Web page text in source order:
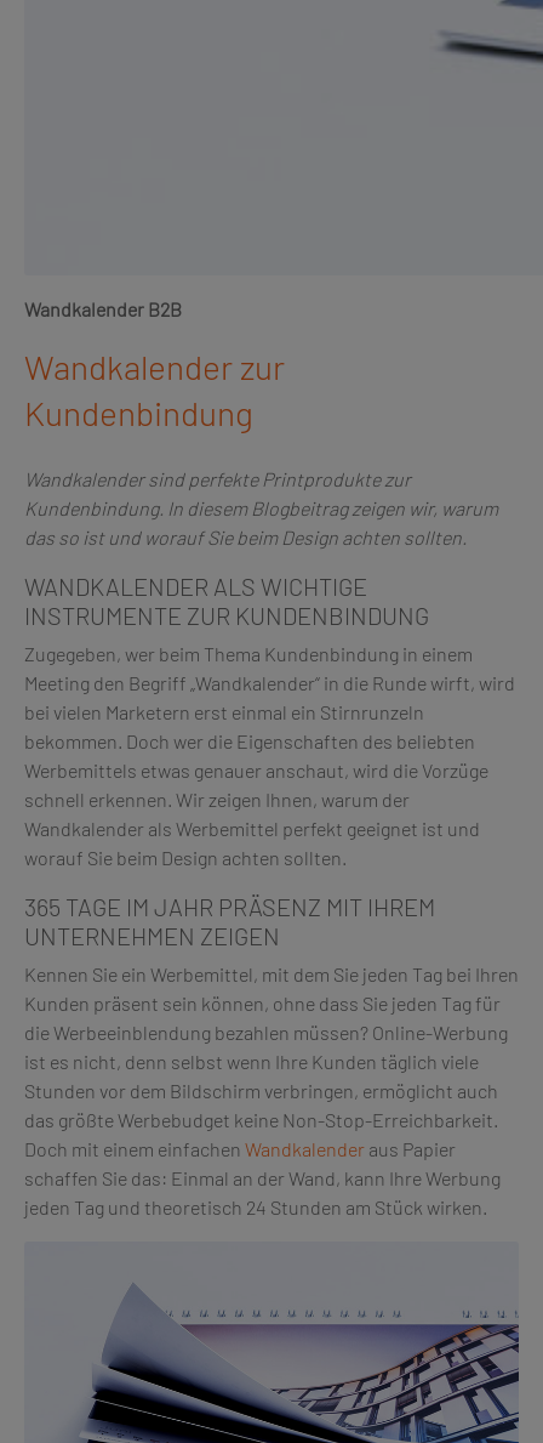
Wandkalender B2B
Wandkalender zur
Kundenbindung
Wandkalender sind perfekte Printprodukte zur
Kundenbindung. In diesem Blogbeitrag zeigen wir, warum
das so ist und worauf Sie beim Design achten sollten.
WANDKALENDER ALS WICHTIGE
INSTRUMENTE ZUR KUNDENBINDUNG
Zugegeben, wer beim Thema Kundenbindung in einem
Meeting den Begriff „Wandkalender“ in die Runde wirft, wird
bei vielen Marketern erst einmal ein Stirnrunzeln
bekommen. Doch wer die Eigenschaften des beliebten
Werbemittels etwas genauer anschaut, wird die Vorzüge
schnell erkennen. Wir zeigen Ihnen, warum der
Wandkalender als Werbemittel perfekt geeignet ist und
worauf Sie beim Design achten sollten.
365 TAGE IM JAHR PRÄSENZ MIT IHREM
UNTERNEHMEN ZEIGEN
Kennen Sie ein Werbemittel, mit dem Sie jeden Tag bei Ihren
Kunden präsent sein können, ohne dass Sie jeden Tag für
die Werbeeinblendung bezahlen müssen? Online-Werbung
ist es nicht, denn selbst wenn Ihre Kunden täglich viele
Stunden vor dem Bildschirm verbringen, ermöglicht auch
das größte Werbebudget keine Non-Stop-Erreichbarkeit.
Doch mit einem einfachen Wandkalender aus Papier
schaffen Sie das: Einmal an der Wand, kann Ihre Werbung
jeden Tag und theoretisch 24 Stunden am Stück wirken.